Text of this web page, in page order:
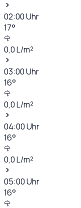
02:00Uhr
17°
0,0L/m²
03:00Uhr
16°
0,0L/m²
04:00Uhr
16°
0,0L/m²
05:00Uhr
16°